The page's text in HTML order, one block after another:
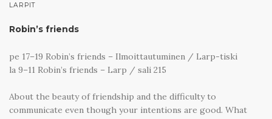
LARPIT
Robin’s friends
pe 17–19 Robin’s friends – Ilmoittautuminen / Larp-tiski
la 9–11 Robin’s friends – Larp / sali 215
About the beauty of friendship and the difficulty to
communicate even though your intentions are good. What